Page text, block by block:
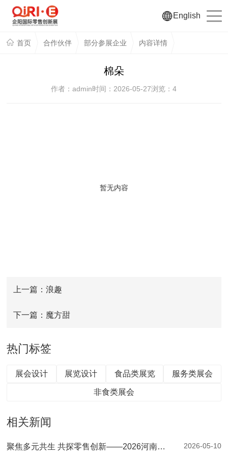
English
首页 合作伙伴 部分参展企业 内容详情
棉朵
作者：admin时间：2026-05-27浏览：4
暂无内容
上一篇：浪趣
下一篇：魔方甜
热门标签
展会设计 展览设计 食品类展览 服务类展会
非食类展会
相关新闻
聚焦多元共生 共探零售创新——2026河南零售创新大会暨第二届郑州自有品牌供应链大会圆满落幕 2026-05-10